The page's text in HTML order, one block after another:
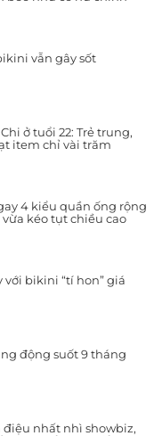
vẫn gây sốt
ở tuổi 22: Trẻ trung,
item chỉ vài trăm
4 kiểu quần ống rộng
kéo tụt chiều cao
với bikini “tí hon” giá
động suốt 9 tháng
nhất nhì showbiz,